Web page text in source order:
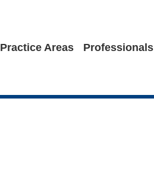
Practice Areas Professionals